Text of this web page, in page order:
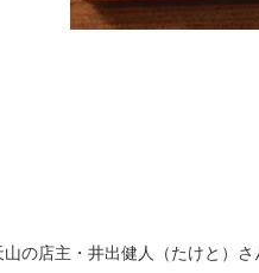
店主・井出健人（たけと）さ